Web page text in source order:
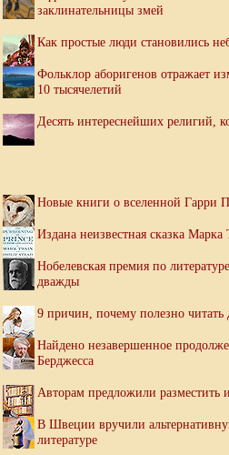
заклинательницы змей
Как простые люди становились
Фольклор аборигенов отражает
10 тысячелетий
Десять интереснейших религий,
Новые книги о вселенной Гарри
Издана неизвестная сказка Марка
Нобелевская премия по
дважды
9 причин, почему полезно читать
Найдено незавершенное
Берджесса
Авторам предложили разместить
В Швеции вручили
литературе